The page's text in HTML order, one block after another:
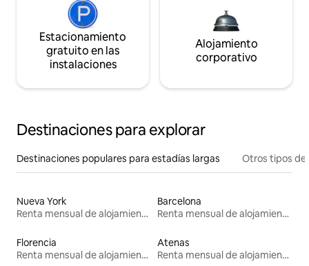
Estacionamiento
gratuito en las
instalaciones
Alojamiento
corporativo
Destinaciones para explorar
Destinaciones populares para estadías largas Otros tipos de
Nueva York
Renta mensual de alojamientos
Barcelona
Renta mensual de alojamientos
Florencia
Renta mensual de alojamientos
Atenas
Renta mensual de alojamientos